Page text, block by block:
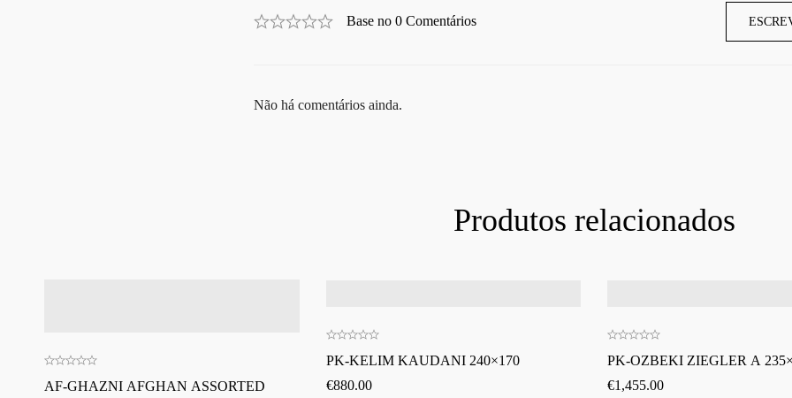
Base no 0 Comentários
Não há comentários ainda.
Produtos relacionados
AF-GHAZNI AFGHAN ASSORTED
PK-KELIM KAUDANI 240×170
€880.00
PK-OZBEKI ZIEGLER A
€1,455.00